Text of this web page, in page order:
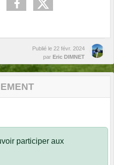
Publié le 22 févr. 2024
par Eric DIMNET
participer aux